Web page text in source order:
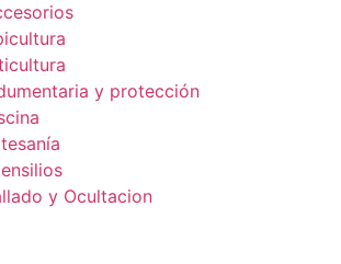
y protección
y Ocultacion